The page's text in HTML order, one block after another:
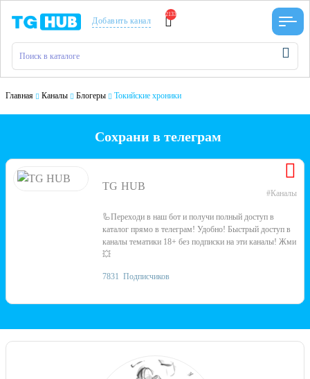
Добавить канал
2133
Главная Каналы Блогеры Токийские хроники
Сохрани в телеграм
TG HUB
#Каналы
🦾Переходи в наш бот и получи полный доступ в
каталог прямо в телеграм! Удобно! Быстрый доступ в
каналы тематики 18+ без подписки на эти каналы! Жми
💥
7831 Подписчиков